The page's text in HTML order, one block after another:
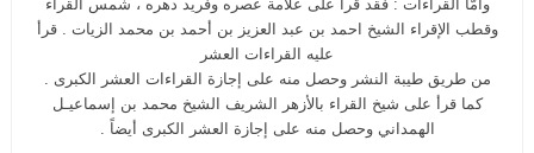
وأمَّا القراءات : فقد قرأ على علامة عصره وفريد دهره ، شمس القراء
وقطب الإقراء الشيخ احمد بن عبد العزيز بن أحمد بن محمد الزيات . قرأ
عليه القراءات العشر
من طريق طيبة النشر وحصل منه على إجازة القراءات العشر الكبرى .
كما قرأ على شيخ القراء بالأزهر الشريف الشيخ محمد بن إسماعيـل
الهمداني وحصل منه على إجازة العشر الكبرى أيضاً .